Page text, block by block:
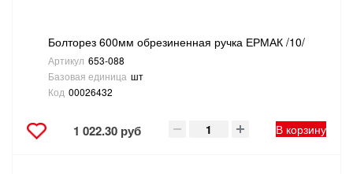
Болторез 600мм обрезиненная ручка ЕРМАК /10/
Артикул 653-088
Базовая единица шт
Код 00026432
1 022.30 руб В корзину